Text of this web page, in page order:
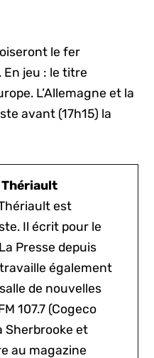
le fer
jeu : le titre
L’Allemagne et la
avant (17h15) la
Thériault
est
Il écrit pour le
Presse depuis
également
de nouvelles
107.7 (Cogeco
Sherbrooke et
au magazine